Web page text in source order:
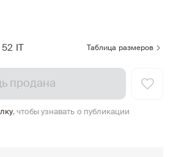
IT Таблица размеров
продана
, чтобы узнавать о публикации